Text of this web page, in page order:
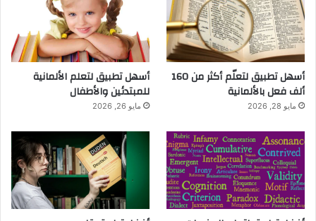
أسهل تطبيق لتعلّم أكثر من 160
ألف فعل بالألمانية
مايو 28, 2026
أسهل تطبيق لتعلم الألمانية
للمبتدئين والأطفال
مايو 26, 2026